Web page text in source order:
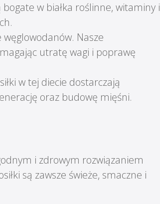
w białka roślinne, witaminy i
Nasze
utratę wagi i poprawę
w tej diecie dostarczają
oraz budowę mięśni.
i zdrowym rozwiązaniem
są zawsze świeże, smaczne i